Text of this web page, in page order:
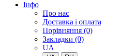
Iнфо
Про нас
Доставка і оплата
Порівняння (0)
Закладки (0)
UA